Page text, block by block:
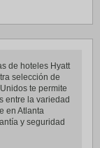
de hoteles Hyatt
selección de
te permite
entre la variedad
en Atlanta
y seguridad